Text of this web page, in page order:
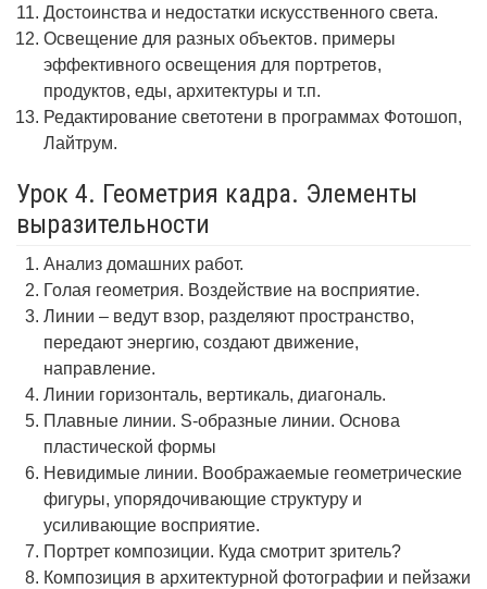
Достоинства и недостатки искусственного света.
Освещение для разных объектов. примеры
эффективного освещения для портретов,
продуктов, еды, архитектуры и т.п.
Редактирование светотени в программах Фотошоп,
Лайтрум.
Урок 4. Геометрия кадра. Элементы
выразительности
Анализ домашних работ.
Голая геометрия. Воздействие на восприятие.
Линии – ведут взор, разделяют пространство,
передают энергию, создают движение,
направление.
Линии горизонталь, вертикаль, диагональ.
Плавные линии. S-образные линии. Основа
пластической формы
Невидимые линии. Воображаемые геометрические
фигуры, упорядочивающие структуру и
усиливающие восприятие.
Портрет композиции. Куда смотрит зритель?
Композиция в архитектурной фотографии и пейзажи